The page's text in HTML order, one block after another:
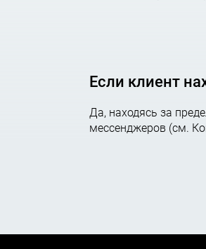
Если клиент
Да, находясь за
мессенджеров (см.